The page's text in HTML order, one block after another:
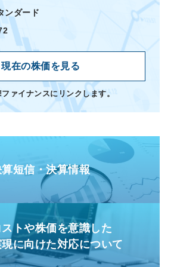
ンダード
現在の株価を見る
ァイナンスにリンクします。
算短信・決算情報
トや株価を意識した
に向けた対応について